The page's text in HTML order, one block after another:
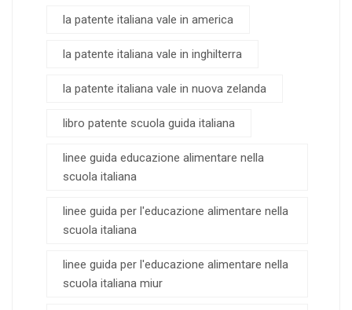
la patente italiana vale in america
la patente italiana vale in inghilterra
la patente italiana vale in nuova zelanda
libro patente scuola guida italiana
linee guida educazione alimentare nella
scuola italiana
linee guida per l'educazione alimentare nella
scuola italiana
linee guida per l'educazione alimentare nella
scuola italiana miur